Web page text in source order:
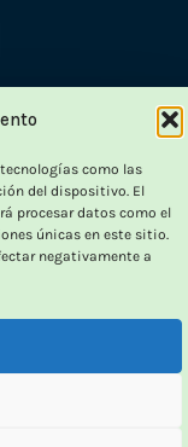
como las
del dispositivo. El
procesar datos como el
únicas en este sitio.
negativamente a